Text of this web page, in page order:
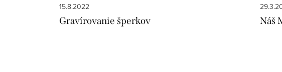
Gravírovanie šperkov
15.8.2022
Náš